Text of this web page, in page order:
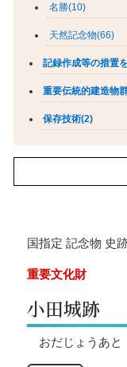
名勝(10)
天然記念物(66)
記録作成等の措置
重要伝統的建造物
保存技術(2)
国指定 記念物 史
重要文化財
小田城跡
おだじょうあと